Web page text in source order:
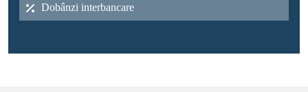
Dobânzi interbancare